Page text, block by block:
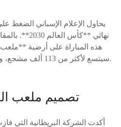
يحاول الإعلام الإسباني الضغط
نهائي **كأس
هذه المباراة على أرضية **ملعب
سيتسع لأكثر من 113 ألف مشجع، وسيكون جاهزًا في عام 2028.
تصميم ملعب
أكدت الشركة البريطانية التي